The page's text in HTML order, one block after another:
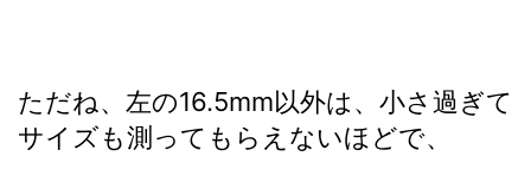
ただね、左の16.5mm以外は、小さ過ぎて
サイズも測ってもらえないほどで、